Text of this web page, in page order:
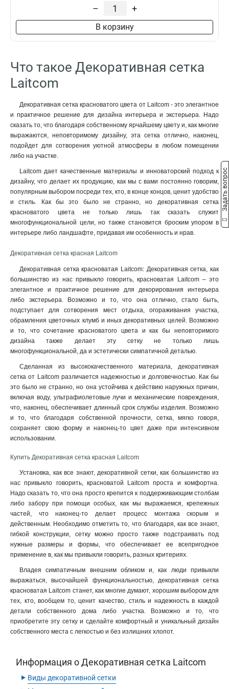
– +
В корзину
Что такое Декоративная сетка
Laitcom
Декоративная сетка красноватого цвета от Laitcom - это элегантное
и практичное решение для дизайна интерьера и экстерьера. Надо
сказать то, что благодаря собственному ярчайшему цвету и, как многие
выражаются, неповторимому дизайну, эта сетка отлично, наконец,
подойдет для сотворения уютной атмосферы в любом помещении
либо на участке.
Laitcom дает качественные материалы и инноваторский подход к
дизайну, что делает их продукцию, как мы с вами постоянно говорим,
популярным выбором посреди тех, кто, в конце концов, ценит удобство
и стиль. Как бы это было не странно, но декоративная сетка
красноватого цвета не только лишь так сказать служит
многофункциональной цели, но также становится броским упором в
интерьере либо ландшафте, придавая им особенность и нрав.
Декоративная сетка красная Laitcom
Декоративная сетка красноватая Laitcom: Декоративная сетка, как
большинство из нас привыкло говорить, красноватая Laitcom – это
элегантное и практичное решение для декорирования интерьера
либо экстерьера. Возможно и то, что она отлично, стало быть,
подступает для сотворения мест отдыха, огораживания участка,
обрамления цветочных клумб и иных декоративных целей. Возможно
и то, что сочетание красноватого цвета и как бы неповторимого
дизайна также делает эту сетку не только лишь
многофункциональной, да и эстетически симпатичной деталью.
Сделанная из высококачественного материала, декоративная
сетка от Laitcom различается надежностью и долговечностью. Как бы
это было не странно, но она устойчива к действию наружных причин,
включая воду, ультрафиолетовые лучи и механические повреждения,
что, наконец, обеспечивает длинный срок службы изделия. Возможно
и то, что благодаря собственной прочности, сетка, мягко говоря,
сохраняет свою форму и наконец-то цвет даже при интенсивном
использовании.
Купить Декоративная сетка красная Laitcom
Установка, как все знают, декоративной сетки, как большинство из
нас привыкло говорить, красноватой Laitcom проста и комфортна.
Надо сказать то, что она просто крепится к поддерживающим столбам
либо забору при помощи особых, как мы выражаемся, крепежных
частей, что наконец-то делает процесс монтажа скорым и
действенным. Необходимо отметить то, что благодаря, как все знают,
гибкой конструкции, сетку можно просто также подстраивать под
нужные размеры и формы, что обеспечивает ее всепригодное
применение в, как мы привыкли говорить, разных критериях.
Владея симпатичным внешним обликом и, как люди привыкли
выражаться, высочайшей функциональностью, декоративная сетка
красноватая Laitcom станет, как многие думают, хорошим выбором для
тех, кто, вообщем то, ценит качество, стиль и надежность в каждой
детали собственного дома либо участка. Возможно и то, что
приобретите эту сетку и сделайте комфортный и уникальный дизайн
собственного места с легкостью и без излишних хлопот.
Информация о Декоративная сетка Laitcom
‣ Виды декоративной сетки
Задать вопрос